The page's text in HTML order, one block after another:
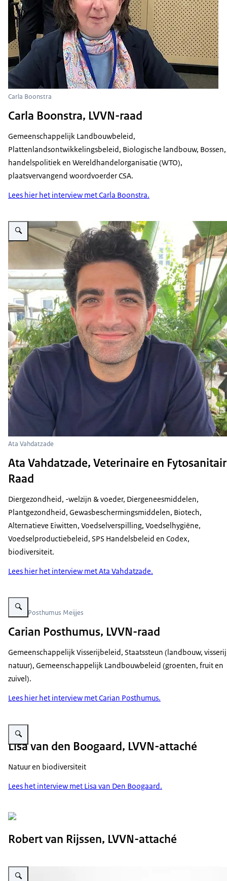
Carla Boonstra
Carla Boonstra, LVVN-raad
Gemeenschappelijk Landbouwbeleid,
Plattenlandsontwikkelingsbeleid, Biologische landbouw, Bossen,
handelspolitiek en Wereldhandelorganisatie (WTO),
plaatsvervangend woordvoerder CSA.
Lees hier het interview met Carla Boonstra.
Vergroot afbeelding Ata Vahdatzade
Ata Vahdatzade
Ata Vahdatzade, Veterinaire en
Raad
Diergezondheid, -welzijn & voeder, Diergeneesmiddelen,
Plantgezondheid, Gewasbeschermingsmiddelen, Biotech,
Alternatieve Eiwitten, Voedselverspilling, Voedselhygiëne,
Voedselproductiebeleid, SPS Handelsbeleid en Codex,
biodiversiteit.
Lees hier het interview met Ata Vahdatzade.
Vergroot afbeelding Carian Posthumus Meijjes
Carian Posthumus Meijjes
Carian Posthumus, LVVN-raad
Gemeenschappelijk Visserijbeleid, Staatssteun (landbouw,
natuur), Gemeenschappelijk Landbouwbeleid (groenten, fruit en
zuivel).
Lees hier het interview met Carian Posthumus.
Vergroot afbeelding Lisa van den Boogaard-klein
Lisa van den Boogaard, LVVN-attaché
Natuur en biodiversiteit
Lees het interview met Lisa van Den Boogaard.
Robert van Rijssen, LVVN-attaché
Vergroot afbeelding Bénedicte Smeenk